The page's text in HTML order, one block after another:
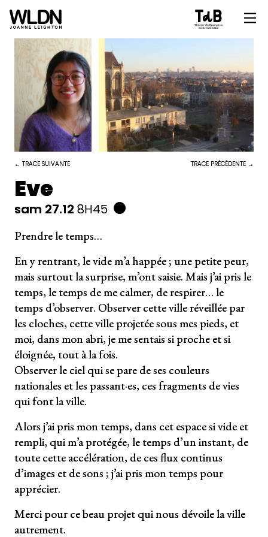
← TRACE SUIVANTE TRACE PRÉCÉDENTE →
Eve
sam 27.12 8H45
Prendre le temps…
En y rentrant, le vide m’a happée ; une petite peur,
mais surtout la surprise, m’ont saisie. Mais j’ai pris le
temps, le temps de me calmer, de respirer… le
temps d’observer. Observer cette ville réveillée par
les cloches, cette ville projetée sous mes pieds, et
moi, dans mon abri, je me sentais si proche et si
éloignée, tout à la fois.
Observer le ciel qui se pare de ses couleurs
nationales et les passant·es, ces fragments de vies
qui font la ville.
Alors j’ai pris mon temps, dans cet espace si vide et
rempli, qui m’a protégée, le temps d’un instant, de
toute cette accélération, de ces flux continus
d’images et de sons ; j’ai pris mon temps pour
apprécier.
Merci pour ce beau projet qui nous dévoile la ville
autrement.